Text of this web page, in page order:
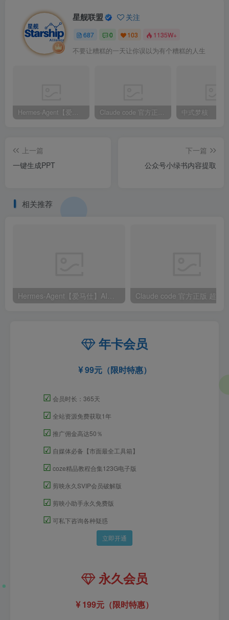
星舰联盟 关注
687 0 103 1135W+
不要让糟糕的一天让你误以为有个糟糕的人生
Hermes-Agent【爱马仕】AI自动化部署【会员免费领取安装包】 Claude code 官方正版 超强工具【会员免费领取安装包】 中式梦核
上一篇
一键生成PPT
下一篇
公众号小绿书内容提取
相关推荐
年卡会员
99元（限时特惠）
☑ 会员时长：365天
☑ 全站资源免费获取1年
☑ 推广佣金高达50％
☑ 自媒体必备【市面最全工具箱】
☑ coze精品教程合集123G电子版
☑ 剪映永久SVIP会员破解版
☑ 剪映小助手永久免费版
☑ 可私下咨询各种疑惑
立即开通
永久会员
199元（限时特惠）